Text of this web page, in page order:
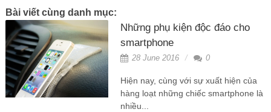
Bài viết cùng danh mục:
Những phụ kiện độc đáo cho
smartphone
28 June 2016 0
Hiện nay, cùng với sự xuất hiện của
hàng loạt những chiếc smartphone là
nhiều...